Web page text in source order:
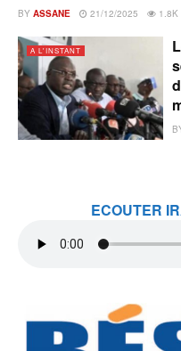
BY ASSANE 21/12/2025 1.8K
A L'INSTANT
ECOUTER